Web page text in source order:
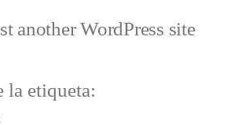
another WordPress site
etiqueta: